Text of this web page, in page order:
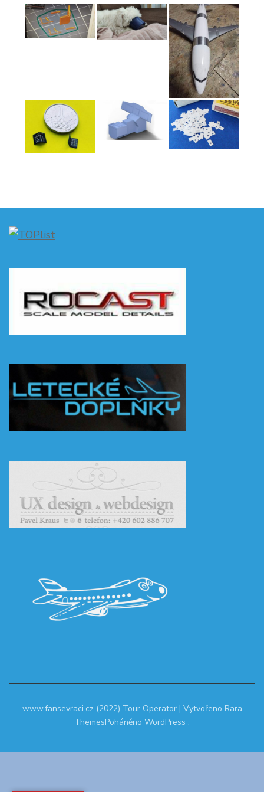
www.fansevraci.cz (2022) Tour Operator | Vytvořeno Rara
ThemesPoháněno WordPress .